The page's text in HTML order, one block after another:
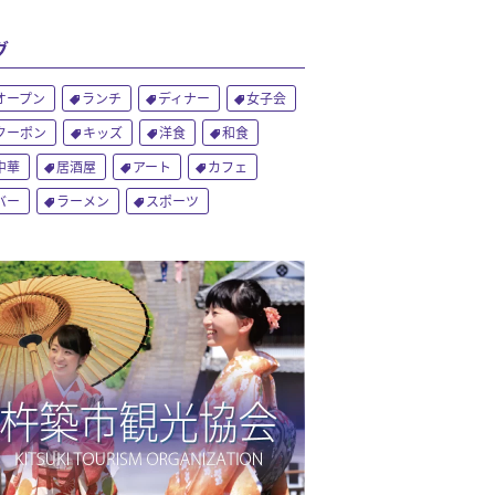
ープン ランチ ディナー
女子会
ーポン
キッズ 洋食
和食
華
居酒屋 アート
カフェ
ー
ラーメン スポーツ